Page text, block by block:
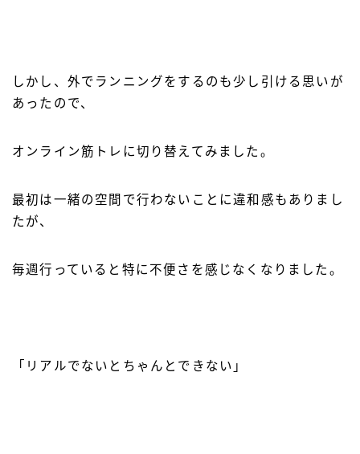
しかし、外でランニングをするのも少し引ける思いが
あったので、
オンライン筋トレに切り替えてみました。
最初は一緒の空間で行わないことに違和感もありまし
たが、
毎週行っていると特に不便さを感じなくなりました。
「リアルでないとちゃんとできない」